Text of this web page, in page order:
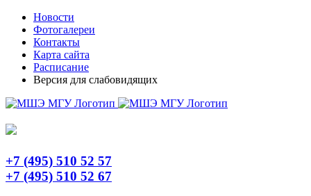
Skip
content
TelegramНовости
Фотогалереи
Контакты
Карта сайта
Расписание
Версия для слабовидящих
+7 (495) 510 52 57
+7 (495) 510 52 67